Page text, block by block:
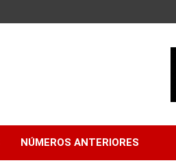
NÚMEROS ANTERIORES